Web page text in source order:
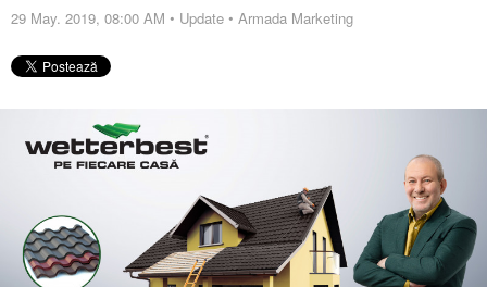
29 May. 2019, 08:00 AM • Update • Armada Marketing